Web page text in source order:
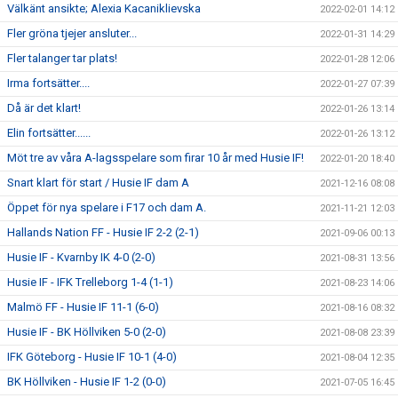
Välkänt ansikte; Alexia Kacaniklievska 2022-02-01 14:12
Fler gröna tjejer ansluter... 2022-01-31 14:29
Fler talanger tar plats! 2022-01-28 12:06
Irma fortsätter.... 2022-01-27 07:39
Då är det klart! 2022-01-26 13:14
Elin fortsätter...... 2022-01-26 13:12
Möt tre av våra A-lagsspelare som firar 10 år med Husie IF! 2022-01-20 18:40
Snart klart för start / Husie IF dam A 2021-12-16 08:08
Öppet för nya spelare i F17 och dam A. 2021-11-21 12:03
Hallands Nation FF - Husie IF 2-2 (2-1) 2021-09-06 00:13
Husie IF - Kvarnby IK 4-0 (2-0) 2021-08-31 13:56
Husie IF - IFK Trelleborg 1-4 (1-1) 2021-08-23 14:06
Malmö FF - Husie IF 11-1 (6-0) 2021-08-16 08:32
Husie IF - BK Höllviken 5-0 (2-0) 2021-08-08 23:39
IFK Göteborg - Husie IF 10-1 (4-0) 2021-08-04 12:35
BK Höllviken - Husie IF 1-2 (0-0) 2021-07-05 16:45